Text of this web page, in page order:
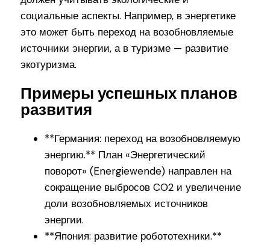
социальные аспекты. Например, в энергетике
это может быть переход на возобновляемые
источники энергии, а в туризме — развитие
экотуризма.
Примеры успешных планов
развития
**Германия: переход на возобновляемую
энергию.** План «Энергетический
поворот» (Energiewende) направлен на
сокращение выбросов CO2 и увеличение
доли возобновляемых источников
энергии.
**Япония: развитие робототехники.**